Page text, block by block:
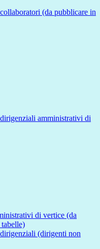
(da pubblicare in
amministrativi di
di vertice (da
(dirigenti non